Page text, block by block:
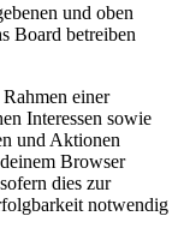
und oben
Board betreiben
einer
Interessen sowie
und Aktionen
Browser
dies zur
notwendig